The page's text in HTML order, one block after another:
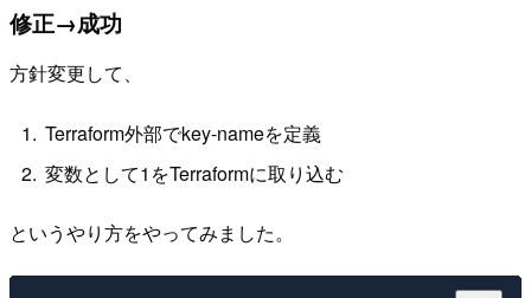
修正→成功
方針変更して、
Terraform外部でkey-nameを定義
変数として1をTerraformに取り込む
というやり方をやってみました。